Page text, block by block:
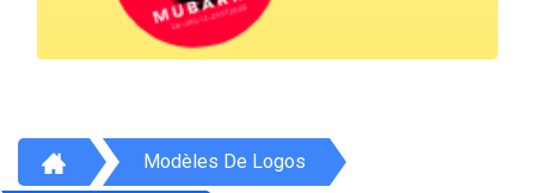
Modèles De Logos